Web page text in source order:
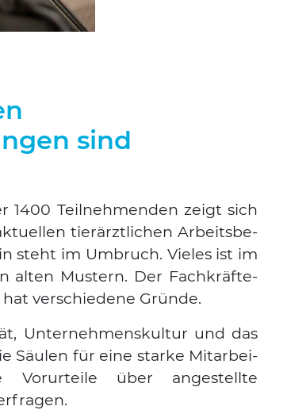
sind
Teil­neh­men­den zeigt sich
tier­ärzt­li­chen Arbeits­be­
steht im Umbruch. Vie­les ist im
alten Mus­tern. Der Fach­kräf­te­
ver­schie­de­ne Grün­de.
Unter­neh­mens­kul­tur und das
Säu­len für eine star­ke Mit­ar­bei­
Vor­ur­tei­le über ange­stell­te
Suchen nach: